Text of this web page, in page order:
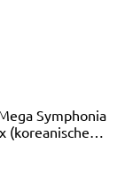
Symphonia
(koreanische